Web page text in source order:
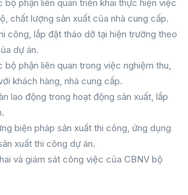
bộ phận liên quan triển khai thực hiện việc
chất lượng sản xuất của nhà cung cấp.
công, lắp đặt tháo dỡ tại hiện trường theo
dự án.
bộ phận liên quan trong việc nghiệm thu,
khách hàng, nhà cung cấp.
lao động trong hoạt động sản xuất, lắp
biện pháp sản xuất thi công, ứng dụng
xuất thi công dự án.
và giám sát công việc của CBNV bộ